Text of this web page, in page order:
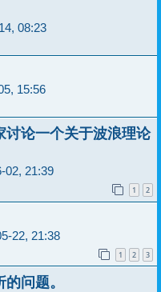
08:23
15:56
讨论一个关于波浪理论
02, 21:39
1 2
22, 21:38
1 2 3
问题。